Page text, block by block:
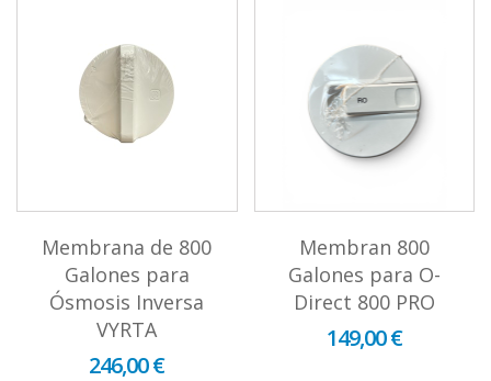
Membrana de 800
Galones para
Ósmosis Inversa
VYRTA
246,00 €
Membran 800
Galones para O-
Direct 800 PRO
149,00 €